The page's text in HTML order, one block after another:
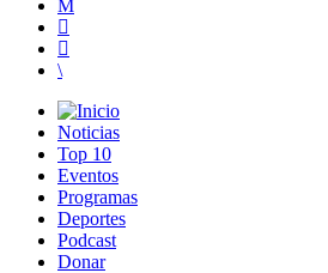
Noticias
Top 10
Eventos
Programas
Deportes
Podcast
Donar